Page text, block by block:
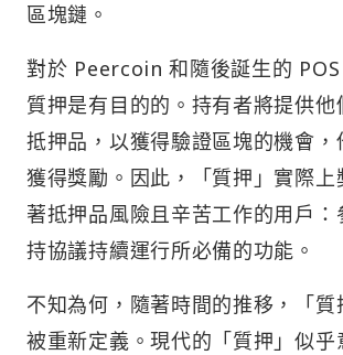
區塊鏈。
對於 Peercoin 和隨後誕生的 POS
質押是有目的的。持有者將提供他
抵押品，以獲得驗證區塊的機會，
獲得獎勵。因此，「質押」實際上
著抵押品風險且辛苦工作的用戶：
持協議持續運行所必備的功能。
不知為何，隨著時間的推移，「質
被重新定義。現代的「質押」似乎